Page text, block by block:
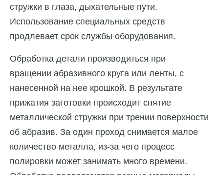
стружки в глаза, дыхательные пути.
Использование специальных средств
продлевает срок службы оборудования.
Обработка детали производиться при
вращении абразивного круга или ленты, с
нанесенной на нее крошкой. В результате
прижатия заготовки происходит снятие
металлической стружки при трении поверхности
об абразив. За один проход снимается малое
количество металла, из-за чего процесс
полировки может занимать много времени.